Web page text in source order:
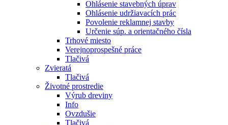
Ohlásenie stavebných úprav
Ohlásenie udržiavacích prác
Povolenie reklamnej stavby
Určenie súp. a orientačného čísla
Trhové miesto
Verejnoprospešné práce
Tlačivá
Zvieratá
Tlačivá
Životné prostredie
Výrub dreviny
Info
Ovzdušie
Tlačivá